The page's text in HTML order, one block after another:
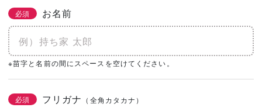
必須 お名前
※苗字と名前の間にスペースを空けてください。
必須 フリガナ （全角カタカナ）